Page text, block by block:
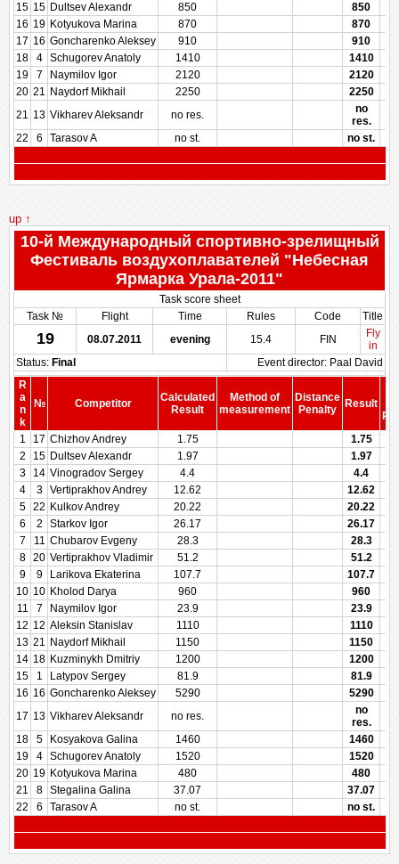
15 15 Dultsev Alexandr 850
850
16 19 Kotyukova Marina 870
870
17 16 Goncharenko Aleksey 910
910
18
4 Schugorev Anatoly 1410
1410
19
7 Naymilov Igor 2120
2120
20 21 Naydorf Mikhail 2250
2250
21 13 Vikharev Aleksandr no res.
no
res.
22
6 Tarasov A no st. no st.
up ↑
10-й Международный спортивно-зрелищный
Фестиваль воздухоплавателей "Небесная
Ярмарка Урала-2011"
Task score sheet
Task №
Flight Time Rules Code Title
19 08.07.2011 evening 15.4 FIN
Fly
in
Status: Final
Event director: Paal David
R
a
n
k
№ Competitor
Calculated
Result
Method of
measurement
Distance
Penalty
Result
1
17 Chizhov Andrey 1.75
1.75
2
15 Dultsev Alexandr 1.97
1.97
3
14 Vinogradov Sergey 4.4
4.4
4
3 Vertiprakhov Andrey 12.62
12.62
5
22 Kulkov Andrey 20.22
20.22
6
2 Starkov Igor 26.17
26.17
7
11 Chubarov Evgeny 28.3
28.3
8
20 Vertiprakhov Vladimir 51.2
51.2
9
9 Larikova Ekaterina 107.7
107.7
10 10 Kholod Darya 960
960
11
7 Naymilov Igor 23.9
23.9
12 12 Aleksin Stanislav 1110
1110
13 21 Naydorf Mikhail 1150
1150
14 18 Kuzminykh Dmitriy 1200
1200
15
1 Latypov Sergey 81.9
81.9
16 16 Goncharenko Aleksey 5290
5290
17 13 Vikharev Aleksandr no res.
no
res.
18
5 Kosyakova Galina 1460
1460
19
4 Schugorev Anatoly 1520
1520
20 19 Kotyukova Marina 480
480
21
8 Stegalina Galina 37.07
37.07
22
6 Tarasov A no st. no st.